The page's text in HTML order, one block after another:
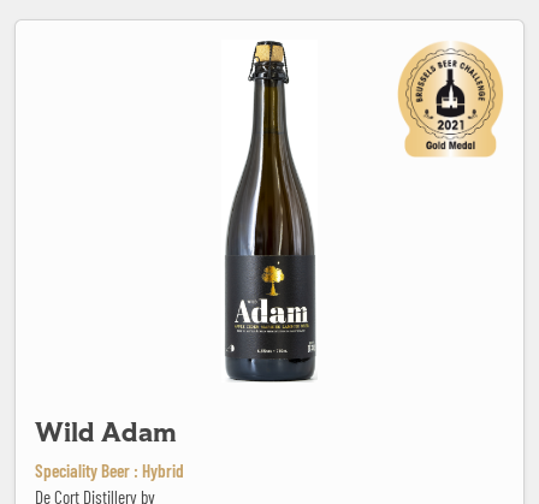
Wild Adam
Speciality Beer : Hybrid
De Cort Distillery bv